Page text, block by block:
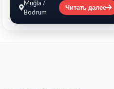
Muğla /
Bodrum
Читать далее